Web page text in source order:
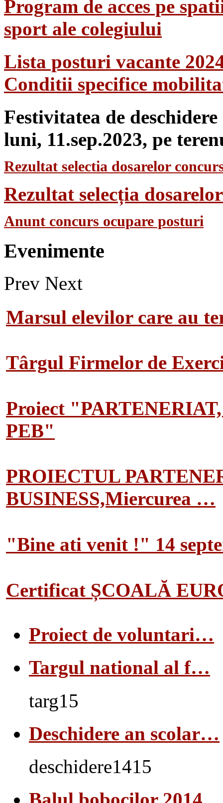
Program de acces pe
sport ale colegiului
Lista posturi vacante
Conditii specifice
Festivitatea de
luni, 11.sep.2023, pe
Rezultat selectia dosarelor
Rezultat selecția
Anunt concurs ocupare posturi
Evenimente
Prev Next
Marsul elevilor care au
Târgul Firmelor de
Proiect
PEB"
PROIECTUL
BUSINESS,Miercurea …
"Bine ati venit !" 14
Certificat ȘCOALĂ
Proiect de voluntari…
Targul national al f…
targ15
Deschidere an scolar…
deschidere1415